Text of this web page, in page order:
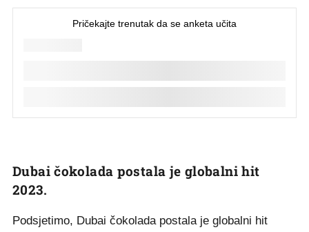
Dubai čokolada postala je globalni hit
2023.
Podsjetimo, Dubai čokolada postala je globalni hit